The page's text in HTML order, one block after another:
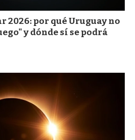
2026: por qué Uruguay no
y dónde sí se podrá